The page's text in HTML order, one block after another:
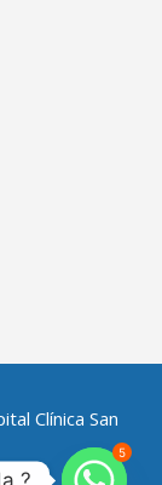
Clínica San
5
?